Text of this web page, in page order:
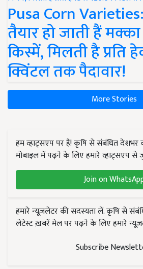
Pusa Corn
तैयार हो जाती हैं
किस्में, मिलती है प्रति
क्विंटल तक पैदावार!
More Stories
हम व्हाट्सएप पर हैं! कृषि से संबंधित
मोबाइल में पढ़ने के लिए हमारे व्हाट्सएप से
Join on
हमारे न्यूज़लेटर की सदस्यता लें. कृषि से
लेटेस्ट ख़बरें मेल पर पढ़ने के लिए हमारे
Subscribe